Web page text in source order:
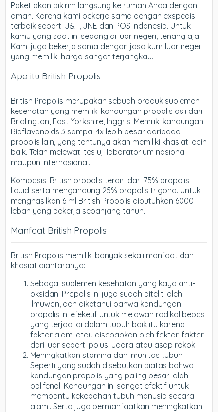
Paket akan dikirim langsung ke rumah Anda dengan
aman. Karena kami bekerja sama dengan exspedisi
terbaik seperti J&T, JNE dan POS Indonesia. Untuk
kamu yang saat ini sedang di luar negeri, tenang aja!!
Kami juga bekerja sama dengan jasa kurir luar negeri
yang memiliki harga sangat terjangkau.
Apa itu British Propolis
British Propolis merupakan sebuah produk suplemen
kesehatan yang memiliki kandungan propolis asli dari
Bridlington, East Yorkshire, Inggris. Memiliki kandungan
Bioflavonoids 3 sampai 4x lebih besar daripada
propolis lain, yang tentunya akan memiliki khasiat lebih
baik. Telah melewati tes uji laboratorium nasional
maupun internasional.
Komposisi British propolis terdiri dari 75% propolis
liquid serta mengandung 25% propolis trigona. Untuk
menghasilkan 6 ml British Propolis dibutuhkan 6000
lebah yang bekerja sepanjang tahun.
Manfaat British Propolis
British Propolis memiliki banyak sekali manfaat dan
khasiat diantaranya:
Sebagai suplemen kesehatan yang kaya anti-
oksidan. Propolis ini juga sudah diteliti oleh
ilmuwan, dan diketahui bahwa kandungan
propolis ini efeketif untuk melawan radikal bebas
yang terjadi di dalam tubuh baik itu karena
faktor alami atau disebabkan oleh faktor-faktor
dari luar seperti polusi udara atau asap rokok.
Meningkatkan stamina dan imunitas tubuh.
Seperti yang sudah disebutkan diatas bahwa
kandungan propolis yang paling besar ialah
polifenol. Kandungan ini sangat efektif untuk
membantu kekebahan tubuh manusia secara
alami. Serta juga bermanfaatkan meningkatkan